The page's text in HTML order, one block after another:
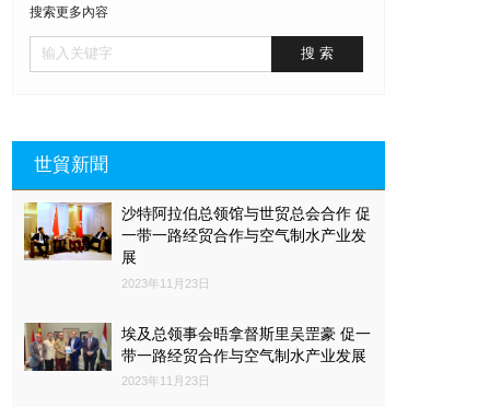
搜索更多內容
世貿新聞
沙特阿拉伯总领馆与世贸总会合作 促
一带一路经贸合作与空气制水产业发
展
2023年11月23日
埃及总领事会晤拿督斯里吴罡豪 促一
带一路经贸合作与空气制水产业发展
2023年11月23日